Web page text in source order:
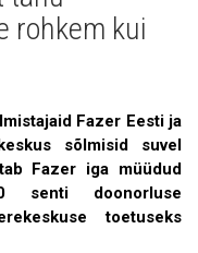
rohkem kui
Fazer Eesti ja
sõlmisid suvel
Fazer iga müüdud
senti doonorluse
toetuseks